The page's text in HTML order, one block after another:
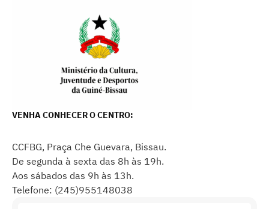
VENHA CONHECER O CENTRO:
CCFBG, Praça Che Guevara, Bissau.
De segunda à sexta das 8h às 19h.
Aos sábados das 9h às 13h.
Telefone: (245)955148038